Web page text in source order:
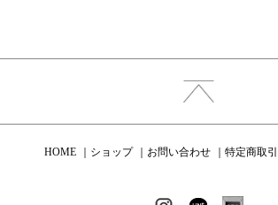
HOME ショップ お問い合わせ 特定商取